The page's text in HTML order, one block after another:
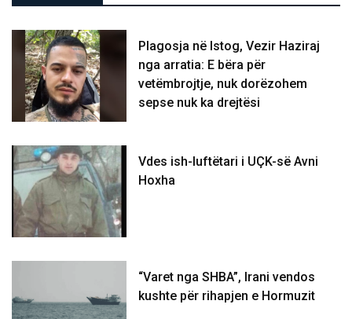
Plagosja në Istog, Vezir Haziraj
nga arratia: E bëra për
vetëmbrojtje, nuk dorëzohem
sepse nuk ka drejtësi
Vdes ish-luftëtari i UÇK-së Avni
Hoxha
“Varet nga SHBA”, Irani vendos
kushte për rihapjen e Hormuzit